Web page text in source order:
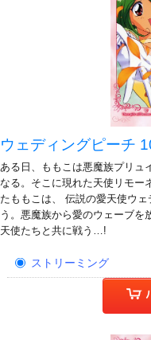
ウェディングピーチ
ある日、ももこは悪魔族プリュ
なる。そこに現れた天使リモー
たももこは、 伝説の愛天使ウ
う。悪魔族から愛のウェーブを
天使たちと共に戦う…!
ストリーミング